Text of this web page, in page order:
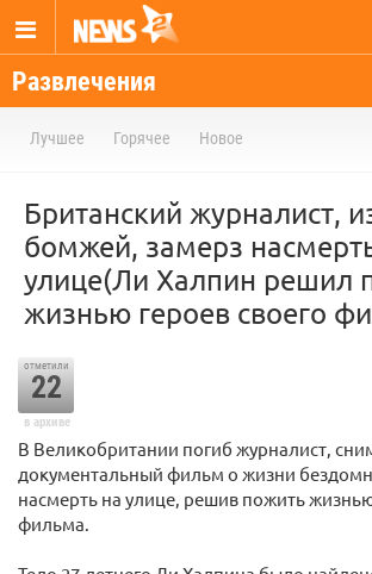
Развлечения
Лучшее Горячее Новое
Британский журналист,
бомжей, замерз
улице(Ли Халпин решил
жизнью героев своего
отметили
22
в архиве
В Великобритании погиб журналист,
документальный фильм о жизни
насмерть на улице, решив пожить
фильма.